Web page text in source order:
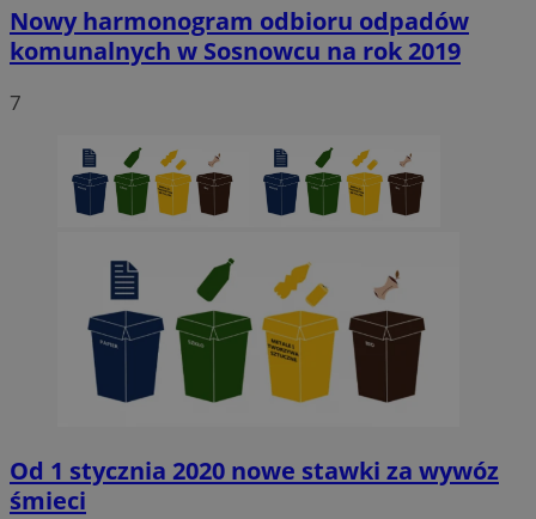
Nowy harmonogram odbioru odpadów
komunalnych w Sosnowcu na rok 2019
7
Od 1 stycznia 2020 nowe stawki za wywóz
śmieci